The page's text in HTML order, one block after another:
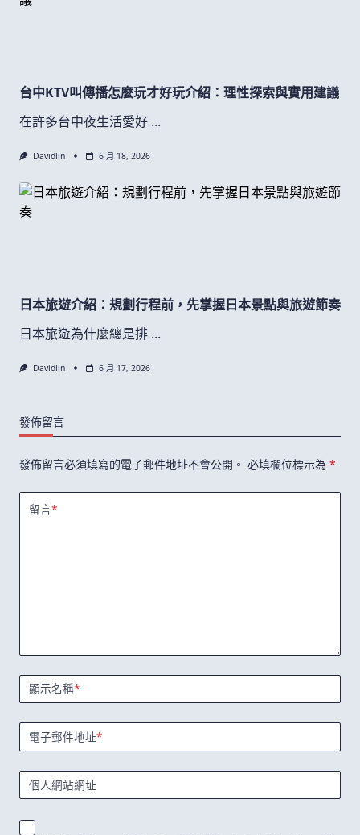
台中KTV叫傳播怎麼玩才好玩介紹：理性探索與實用建議
在許多台中夜生活愛好 ...
Davidlin 6 月 18, 2026
日本旅遊介紹：規劃行程前，先掌握日本景點與旅遊節奏
日本旅遊為什麼總是排 ...
Davidlin 6 月 17, 2026
發佈留言
發佈留言必須填寫的電子郵件地址不會公開。 必填欄位標示為 *
留言*
顯示名稱*
電子郵件地址*
個人網站網址